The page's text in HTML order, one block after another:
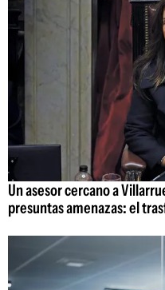
Un asesor cercano a
presuntas amenazas: el